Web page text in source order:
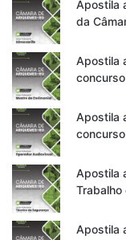
Apostila
da
Apostila
Apostila
Apostila
Trabalho
Apostila